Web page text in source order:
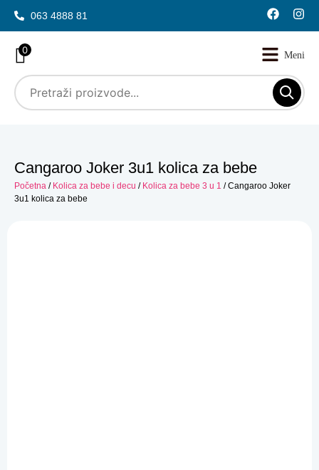
063 4888 81
0
Cangaroo Joker 3u1 kolica za bebe
Početna / Kolica za bebe i decu / Kolica za bebe 3 u 1 / Cangaroo Joker
3u1 kolica za bebe